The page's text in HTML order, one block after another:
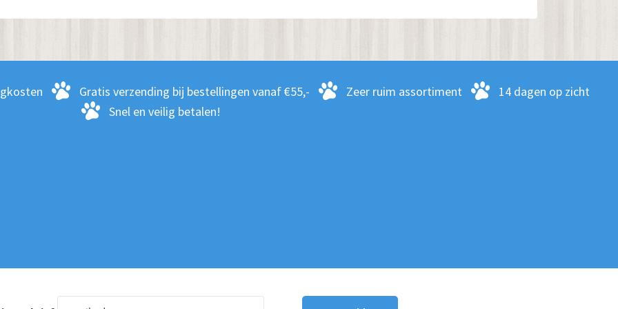
gekozen
worden
op
Deze
kan
gekozen
worden
Gratis verzending bij bestellingen vanaf €55,- Zeer ruim assortiment
14 dagen op zicht
Snel en veilig betalen!